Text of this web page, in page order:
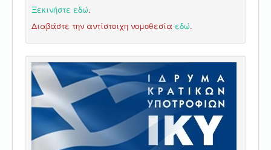
Ξεκινήστε εδώ.
Διαβάστε την αντίστοιχη νομοθεσία εδώ.